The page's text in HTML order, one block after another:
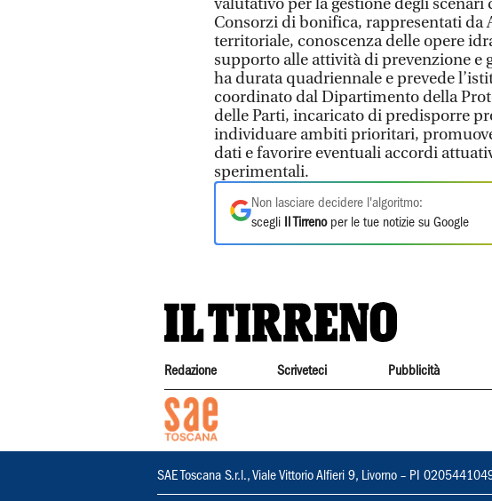
valutativo per la gestione degli
Consorzi di bonifica, rappresentati da
territoriale, conoscenza delle opere
supporto alle attività di prevenzione e
ha durata quadriennale e prevede
coordinato dal Dipartimento della
delle Parti, incaricato di predisporre
individuare ambiti prioritari,
dati e favorire eventuali accordi
sperimentali.
Non lasciare decidere l'algoritmo:
scegli
Il Tirrenoper le tue notizie su Google
Redazione Scriveteci Pubblicità
SAE Toscana S.r.l., Viale Vittorio Alfieri 9, Livorno – PI